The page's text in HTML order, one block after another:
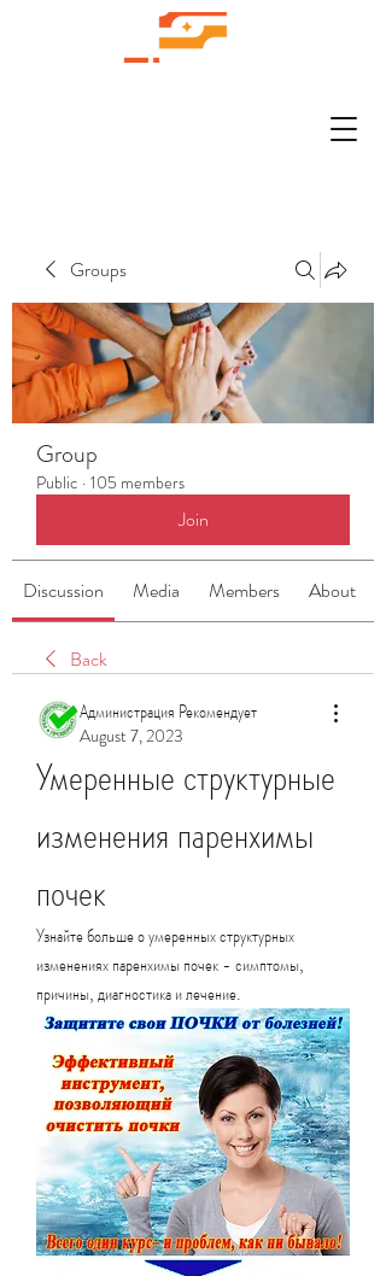
Groups
Group
Public · 105 members
Join
Discussion Media Members About
Back
Администрация Рекомендует
August 7, 2023
Умеренные структурные
изменения паренхимы
почек
Узнайте больше о умеренных структурных
изменениях паренхимы почек - симптомы,
причины, диагностика и лечение.